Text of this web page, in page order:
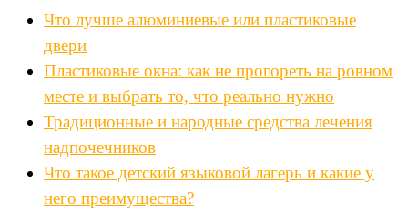
Что лучше алюминиевые или пластиковые
двери
Пластиковые окна: как не прогореть на ровном
месте и выбрать то, что реально нужно
Традиционные и народные средства лечения
надпочечников
Что такое детский языковой лагерь и какие у
него преимущества?